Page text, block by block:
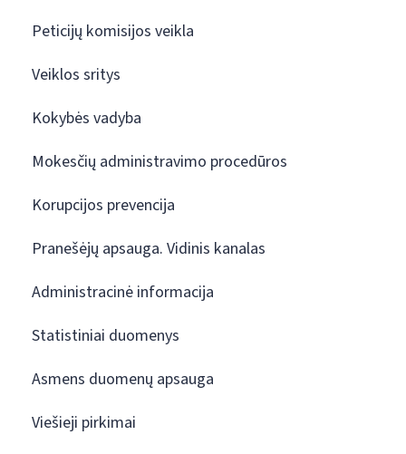
Peticijų komisijos veikla
Veiklos sritys
Kokybės vadyba
Mokesčių administravimo procedūros
Korupcijos prevencija
Pranešėjų apsauga. Vidinis kanalas
Administracinė informacija
Statistiniai duomenys
Asmens duomenų apsauga
Viešieji pirkimai